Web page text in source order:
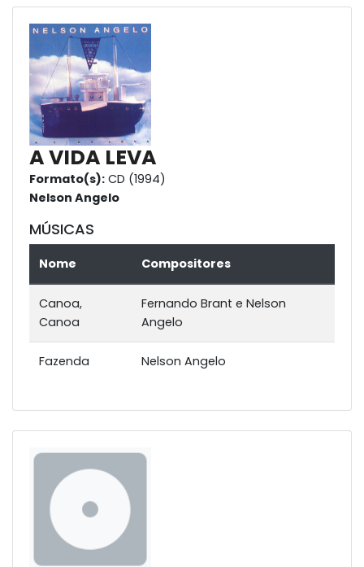
A VIDA LEVA
Formato(s): CD (1994)
Nelson Angelo
MÚSICAS
Nome Compositores
Canoa,
Canoa
Fernando Brant e Nelson
Angelo
Fazenda Nelson Angelo